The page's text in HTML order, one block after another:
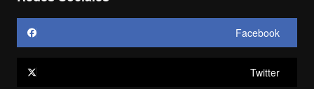
Facebook
Twitter